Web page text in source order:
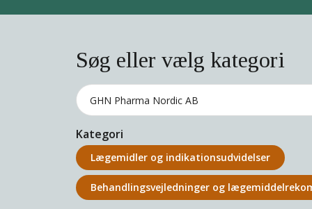
Søg eller vælg kategori
Kategori
Lægemidler og indikations­udvidelser
Behandlings­vejledninger og